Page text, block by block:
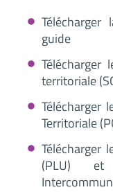
guide
Télécharger
territoriale
Télécharger
Territoriale
Télécharger
(PLU) et